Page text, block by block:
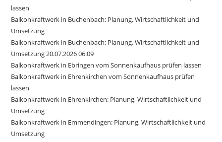
lassen
Balkonkraftwerk in Buchenbach: Planung, Wirtschaftlichkeit und
Umsetzung
Balkonkraftwerk in Buchenbach: Planung, Wirtschaftlichkeit und
Umsetzung 20.07.2026 06:09
Balkonkraftwerk in Ebringen vom Sonnenkaufhaus prüfen lassen
Balkonkraftwerk in Ehrenkirchen vom Sonnenkaufhaus prüfen
lassen
Balkonkraftwerk in Ehrenkirchen: Planung, Wirtschaftlichkeit und
Umsetzung
Balkonkraftwerk in Emmendingen: Planung, Wirtschaftlichkeit und
Umsetzung